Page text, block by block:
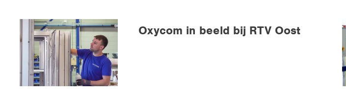
Oxycom in beeld bij RTV Oost